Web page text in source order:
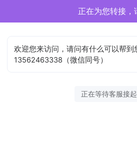
正在为您转接，
欢迎您来访问，请问有什么可以帮到
13562463338（微信同号）
正在等待客服接